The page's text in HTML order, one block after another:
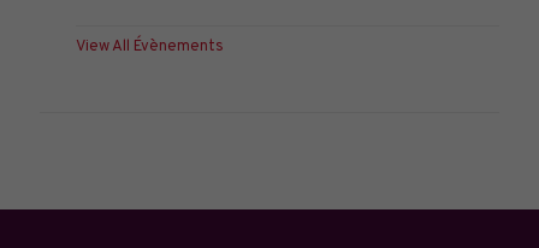
View All Évènements